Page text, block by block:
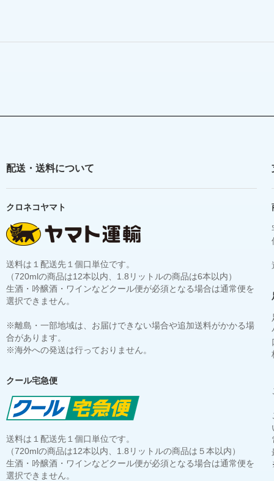
配送・送料について
クロネコヤマト
送料は１配送先１個口単位です。
（720mlの商品は12本以内、1.8リットルの商品は6本以内）
生酒・吟醸酒・ワインなどクール便が必須となる場合は通常便を
選択できません。
※離島・一部地域は、お届けできない場合や追加送料がかかる場
合があります。
※海外への発送は行っておりません。
クール宅急便
送料は１配送先１個口単位です。
（720mlの商品は12本以内、1.8リットルの商品は５本以内）
生酒・吟醸酒・ワインなどクール便が必須となる場合は通常便を
選択できません。